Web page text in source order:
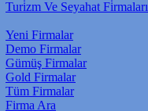
Turi̇zm Ve Seyahat Fi̇rmaları
Yeni Firmalar
Demo Firmalar
Gümüş Firmalar
Gold Firmalar
Tüm Firmalar
Firma Ara